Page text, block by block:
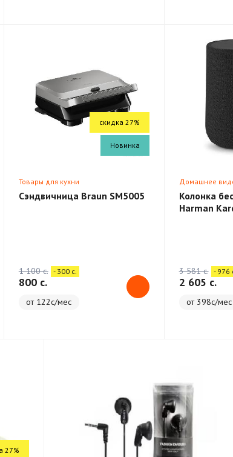
скидка 27%
Новинка
Товары для кухни
Сэндвичница Braun SM5005
1 100 c. - 300 c.
800 c.
от 122с/мес
Домашнее
Колонка
Harman
3 581 c. - 976
2 605 c.
от 398с/мес
27%